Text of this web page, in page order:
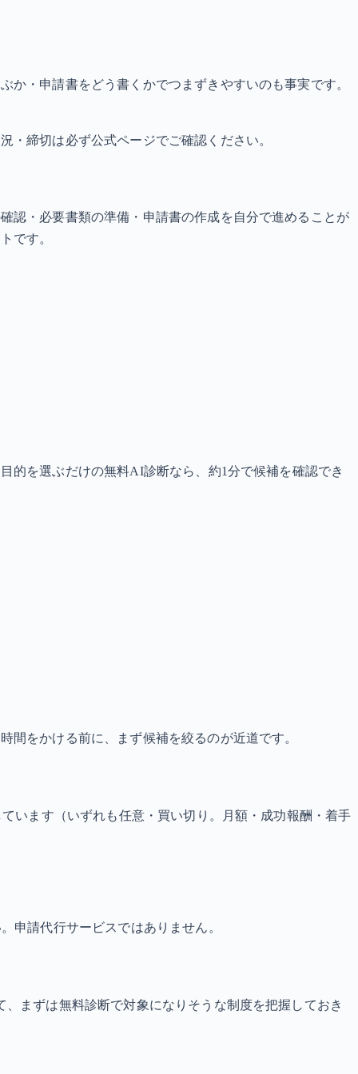
・申請書をどう書くかでつまずきやすいのも事実です。
・締切は必ず公式ページでご確認ください。
認・必要書類の準備・申請書の作成を自分で進めることが
です。
的を選ぶだけの無料AI診断なら、約1分で候補を確認でき
間をかける前に、まず候補を絞るのが近道です。
います（いずれも任意・買い切り。月額・成功報酬・着手
申請代行サービスではありません。
まずは無料診断で対象になりそうな制度を把握しておき